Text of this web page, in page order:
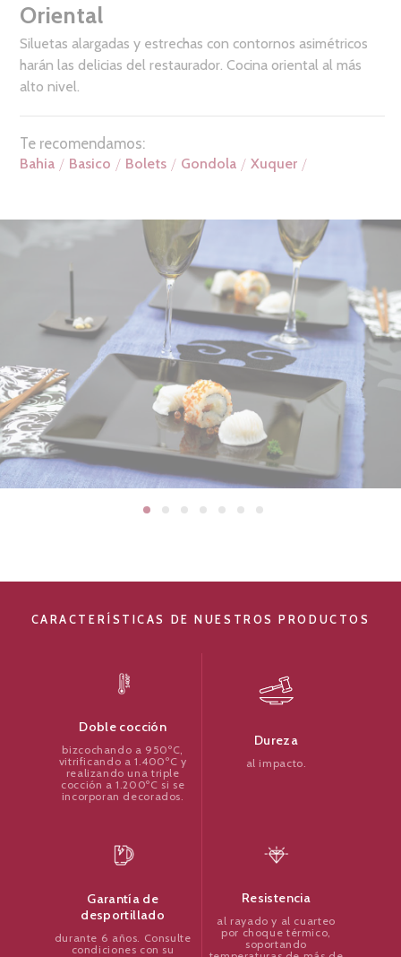
Oriental
Siluetas alargadas y estrechas con contornos asimétricos
harán las delicias del restaurador. Cocina oriental al más
alto nivel.
Te recomendamos:
Bahia Basico Bolets Gondola Xuquer
CARACTERÍSTICAS DE NUESTROS PRODUCTOS
Doble cocción
bizcochando a 950ºC,
vitrificando a 1.400ºC y
realizando una triple
cocción a 1.200ºC si se
incorporan decorados.
Dureza
al impacto.
Garantía de
desportillado
durante 6 años. Consulte
condiciones con su
Resistencia
al rayado y al cuarteo
por choque térmico,
soportando